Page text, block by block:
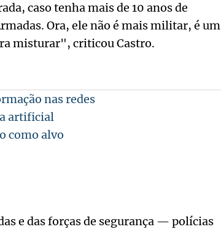
caso tenha mais de 10 anos de
Ora, ele não é mais militar, é um
misturar", criticou Castro.
nas redes
artificial
como alvo
e das forças de segurança — polícias